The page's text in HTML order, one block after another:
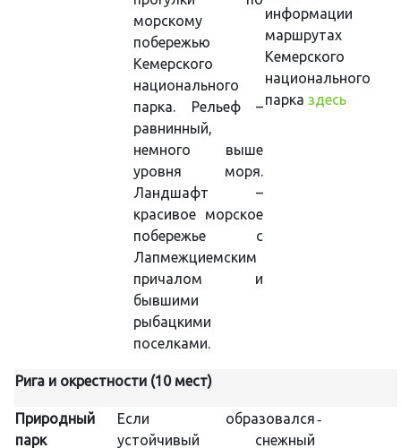
морскому
побережью
Кемерского
национального
парка. Рельеф –
равнинный,
немного выше
уровня моря.
Ландшафт –
красивое морское
побережье с
Лапмежциемским
причалом и
бывшими
рыбацкими
поселками.
информации
маршрутах
Кемерского
национального
парка здесь
Рига и окрестности (10 мест)
Природный
парк
Если образовался
устойчивый снежный
-